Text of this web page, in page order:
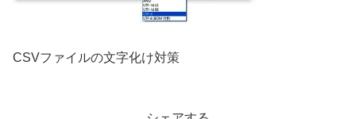
CSVファイルの文字化け対策